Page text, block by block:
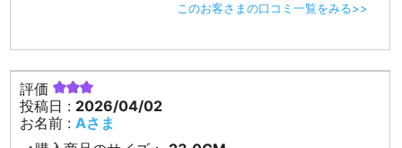
このお客さまの口コミ一覧をみる>>
評価
投稿日 : 2026/04/02
お名前 :Aさま